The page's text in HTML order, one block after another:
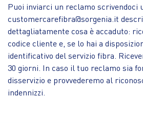
Puoi inviarci un reclamo scrivendoci
customercarefibra@sorgenia.it
dettagliatamente cosa è accaduto:
codice cliente e, se lo hai a
identificativo del servizio fibra.
30 giorni. In caso il tuo reclamo sia
disservizio e provvederemo al
indennizzi.